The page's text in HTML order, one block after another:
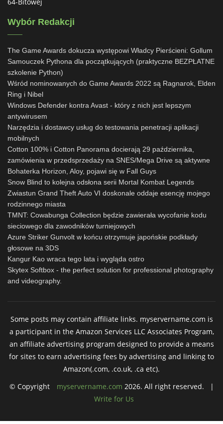
Wybór Redakcji
The Game Awards dokucza występowi Władcy Pierścieni: Gollum
Samouczek Pythona dla początkujących (praktyczne BEZPŁATNE
szkolenie Python)
Wśród nominowanych do Game Awards 2022 są Ragnarok, Elden
Ring i Nibel
Windows Defender kontra Avast - który z nich jest lepszym
antywirusem
Narzędzia i dostawcy usług do testowania penetracji aplikacji
mobilnych
Cotton 100% i Cotton Panorama docierają 29 października,
zamówienia w przedsprzedaży na SNES/Mega Drive są aktywne
Bohaterka Horizon, Aloy, pojawi się w Fall Guys
Snow Blind to kolejna odsłona serii Mortal Kombat Legends
Zwiastun Grand Theft Auto VI doskonale oddaje esencję mojego
rodzinnego miasta
TMNT: Cowabunga Collection będzie zawierała wycofanie kodu
sieciowego dla zawodników turniejowych
Azure Striker Gunvolt w końcu otrzymuje japońskie podkłady
głosowe na 3DS
Kangur Kao wraca tego lata i wygląda ostro
Skytex Softbox - the perfect solution for professional photography
and videography.
Some posts may contain affiliate links. myservername.com is
a participant in the Amazon Services LLC Associates Program,
an affiliate advertising program designed to provide a means
for sites to earn advertising fees by advertising and linking to
Amazon(.com, .co.uk, .ca etc).
© Copyright
myservername.com 2026. All right reserved. |
Write for Us